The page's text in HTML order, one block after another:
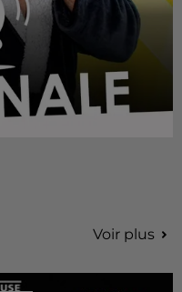
Voir plus